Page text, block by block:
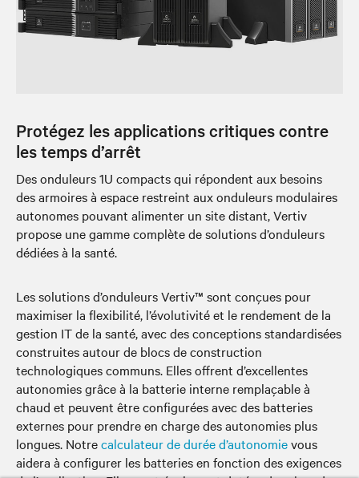
Protégez les applications critiques contre
les temps d’arrêt
Des onduleurs 1U compacts qui répondent aux besoins
des armoires à espace restreint aux onduleurs modulaires
autonomes pouvant alimenter un site distant, Vertiv
propose une gamme complète de solutions d’onduleurs
dédiées à la santé.
Les solutions d’onduleurs Vertiv™ sont conçues pour
maximiser la flexibilité, l’évolutivité et le rendement de la
gestion IT de la santé, avec des conceptions standardisées
construites autour de blocs de construction
technologiques communs. Elles offrent d’excellentes
autonomies grâce à la batterie interne remplaçable à
chaud et peuvent être configurées avec des batteries
externes pour prendre en charge des autonomies plus
longues. Notrecalculateur de durée d’autonomievous
aidera à configurer les batteries en fonction des exigences